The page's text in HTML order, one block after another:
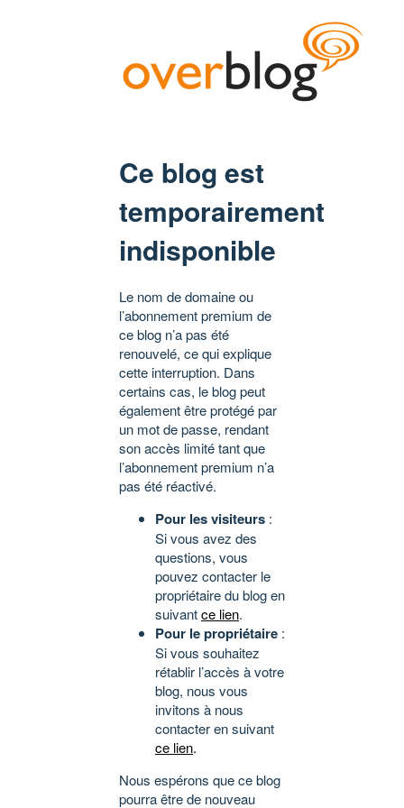
Ce blog est
temporairement
indisponible
Le nom de domaine ou
l’abonnement premium de
ce blog n’a pas été
renouvelé, ce qui explique
cette interruption. Dans
certains cas, le blog peut
également être protégé par
un mot de passe, rendant
son accès limité tant que
l’abonnement premium n’a
pas été réactivé.
Pour les visiteurs :
Si vous avez des
questions, vous
pouvez contacter le
propriétaire du blog en
suivantce lien.
Pour le propriétaire :
Si vous souhaitez
rétablir l’accès à votre
blog, nous vous
invitons à nous
contacter en suivant
ce lien.
Nous espérons que ce blog
pourra être de nouveau